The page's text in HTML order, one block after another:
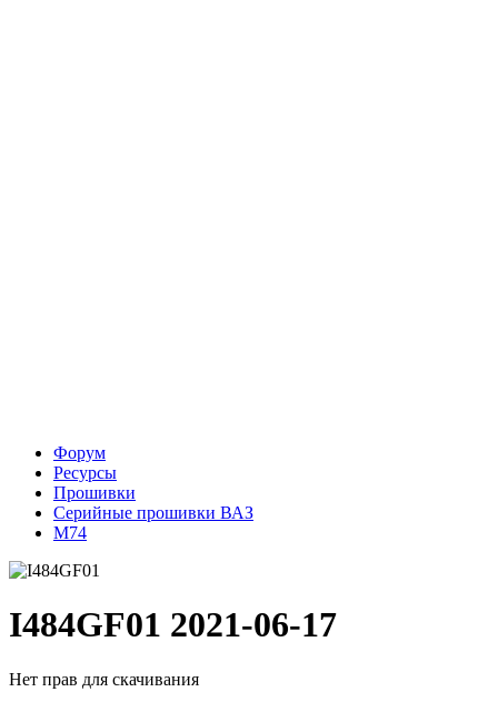
Форум
Ресурсы
Прошивки
Серийные прошивки ВАЗ
М74
I484GF01 2021-06-17
Нет прав для скачивания